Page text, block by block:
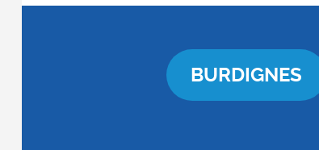
BURDIGNES